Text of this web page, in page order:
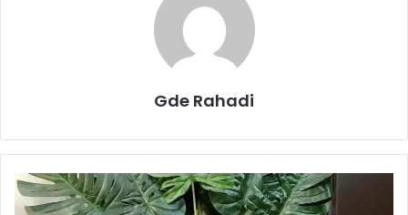
Gde Rahadi
T